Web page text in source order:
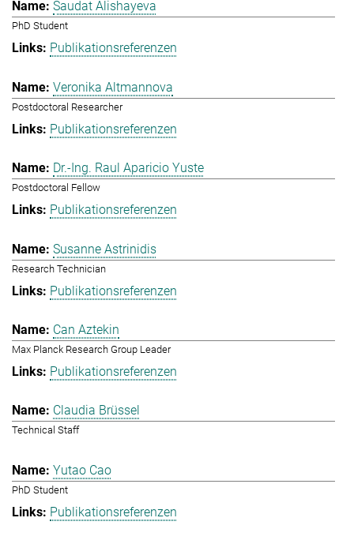
Saudat Alishayeva
PhD Student
Publikationsreferenzen
Veronika Altmannova
Postdoctoral Researcher
Publikationsreferenzen
Dr.-Ing. Raul Aparicio Yuste
Postdoctoral Fellow
Publikationsreferenzen
Susanne Astrinidis
Research Technician
Publikationsreferenzen
Can Aztekin
Max Planck Research Group Leader
Publikationsreferenzen
Claudia Brüssel
Technical Staff
Yutao Cao
PhD Student
Publikationsreferenzen